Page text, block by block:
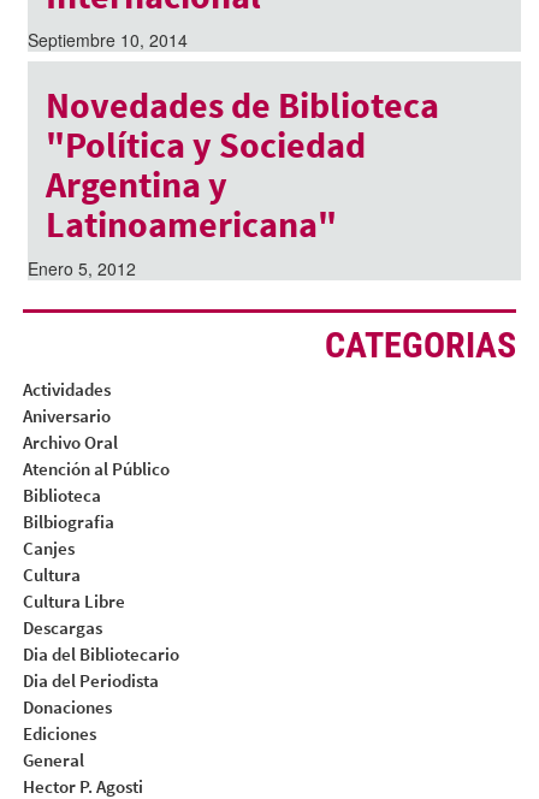
Septiembre 10, 2014
Novedades de Biblioteca
"Política y Sociedad
Argentina y
Latinoamericana"
Enero 5, 2012
CATEGORIAS
Actividades
Aniversario
Archivo Oral
Atención al Público
Biblioteca
Bilbiografia
Canjes
Cultura
Cultura Libre
Descargas
Dia del Bibliotecario
Dia del Periodista
Donaciones
Ediciones
General
Hector P. Agosti